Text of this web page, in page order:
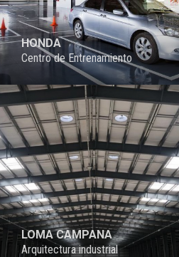
HONDA
Centro de Entrenamiento
PROYECTO
LOMA CAMPANA
Arquitectura industrial